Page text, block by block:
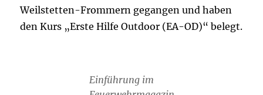
Weilstetten-Frommern gegangen und haben
den Kurs „Erste Hilfe Outdoor (EA-OD)“ belegt.
Einführung im